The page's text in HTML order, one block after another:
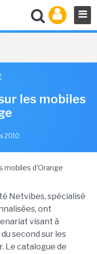
les mobiles
2010
Netvibes, spécialisé
ont
visant à
second sur les
Le catalogue de